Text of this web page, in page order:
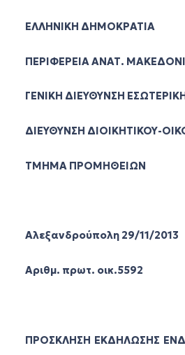
ΕΛΛΗΝΙΚΗ ΔΗΜΟΚΡΑΤΙΑ
ΠΕΡΙΦΕΡΕΙΑ ΑΝΑΤ.
ΓΕΝΙΚΗ ΔΙΕΥΘΥΝΣΗ
ΔΙΕΥΘΥΝΣΗ ΔΙΟΙΚΗΤΙΚΟΥ-
ΤΜΗΜΑ ΠΡΟΜΗΘΕΙΩΝ
Αλεξανδρούπολη 29/11/2013
Αριθμ. πρωτ. οικ.5592
ΠΡΟΣΚΛΗΣΗ ΕΚΔΗΛΩΣΗΣ